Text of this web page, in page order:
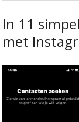
In 11
met